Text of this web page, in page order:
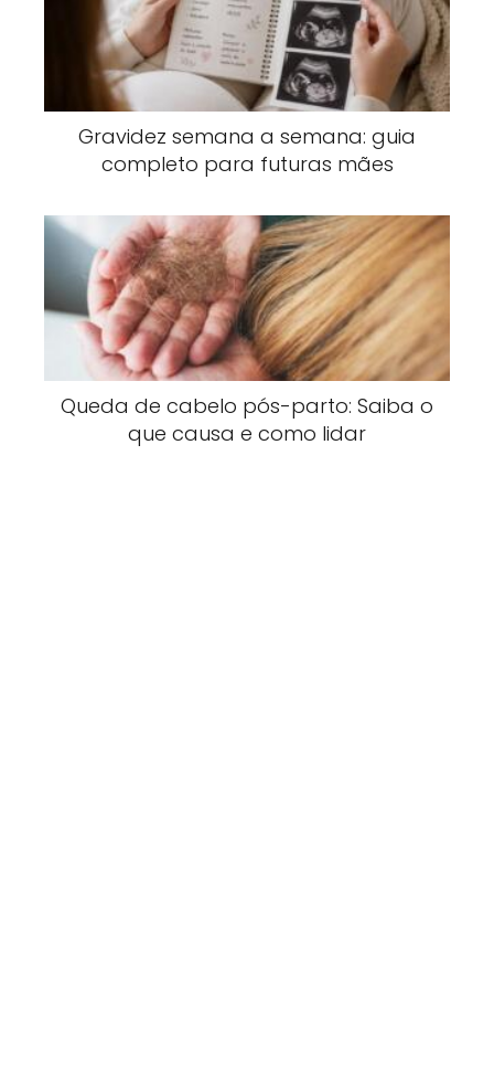
Gravidez semana a semana: guia
completo para futuras mães
Queda de cabelo pós-parto: Saiba o
que causa e como lidar